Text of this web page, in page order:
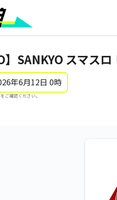
】SANKYO スマス
年6月12日 0時
ご確認ください。